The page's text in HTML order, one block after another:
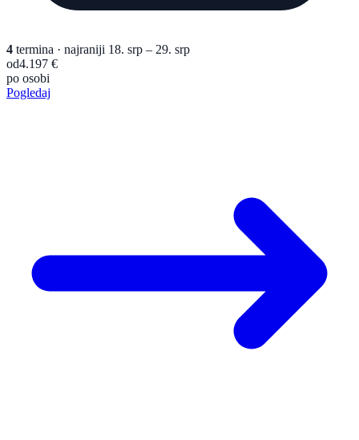
4 termina · najraniji 18. srp – 29. srp
od4.197 €
po osobi
Pogledaj